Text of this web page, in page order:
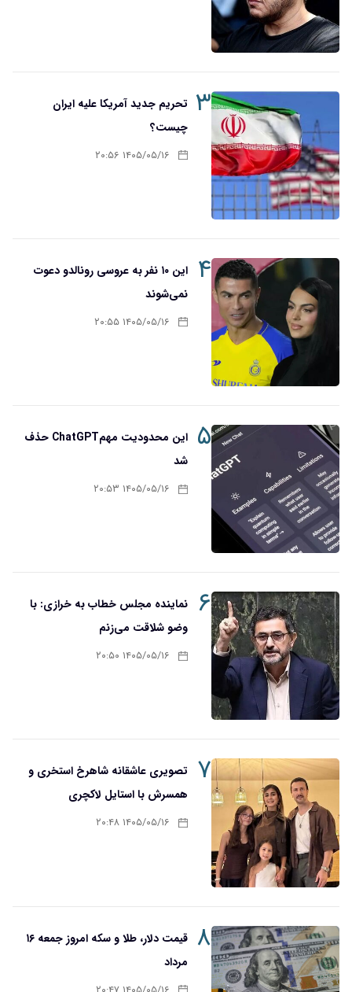
۳ تحریم‌ جدید آمریکا علیه ایران
چیست؟
۱۴۰۵/۰۵/۱۶ ۲۰:۵۶
۴
این ۱۰ نفر به عروسی رونالدو دعوت
نمی‌شوند
۱۴۰۵/۰۵/۱۶ ۲۰:۵۵
۵
این محدودیت مهمChatGPT حذف
شد
۱۴۰۵/۰۵/۱۶ ۲۰:۵۳
۶
نماینده مجلس خطاب به خرازی: با
وضو شلاقت می‌زنم
۱۴۰۵/۰۵/۱۶ ۲۰:۵۰
۷
تصویری عاشقانه شاهرخ استخری و
همسرش با استایل لاکچری
۱۴۰۵/۰۵/۱۶ ۲۰:۴۸
۸
قیمت دلار، طلا و سکه امروز جمعه ۱۶
مرداد